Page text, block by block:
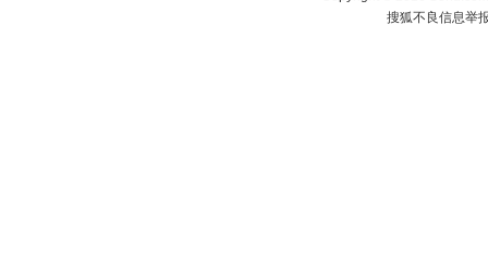
搜狐不良信息举